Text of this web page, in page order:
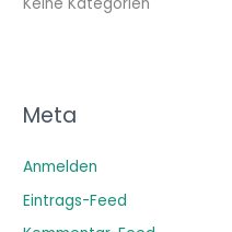
Meta
Anmelden
Eintrags-Feed